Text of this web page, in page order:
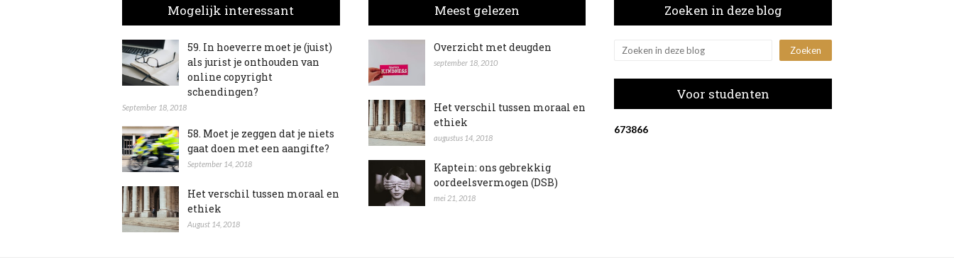
Mogelijk interessant
59. In hoeverre moet je (juist)
als jurist je onthouden van
online copyright
schendingen?
September 18, 2018
58. Moet je zeggen dat je niets
gaat doen met een aangifte?
September 14, 2018
Het verschil tussen moraal en
ethiek
August 14, 2018
Meest gelezen
Overzicht met deugden
september 18, 2010
Het verschil tussen moraal en
ethiek
augustus 14, 2018
Kaptein: ons gebrekkig
oordeelsvermogen (DSB)
mei 21, 2018
Zoeken in deze blog
Voor studenten
673866